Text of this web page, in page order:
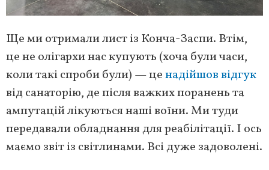
Ще ми отримали лист із Конча-Заспи. Втім,
це не олігархи нас купують (хоча були часи,
коли такі спроби були) — ценадійшов відгук
від санаторію, де після важких поранень та
ампутацій лікуються наші воїни. Ми туди
передавали обладнання для реабілітації. І ось
маємо звіт із світлинами. Всі дуже задоволені.